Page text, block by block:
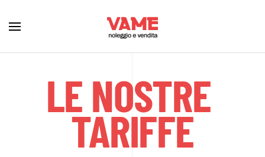
LE NOSTRE
TARIFFE